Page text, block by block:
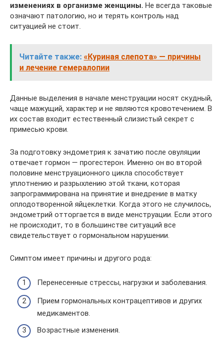
изменениях в организме женщины. Не всегда таковые
означают патологию, но и терять контроль над
ситуацией не стоит.
Читайте также: «Куриная слепота» — причины
и лечение гемералопии
Данные выделения в начале менструации носят скудный,
чаще мажущий, характер и не являются кровотечением. В
их состав входит естественный слизистый секрет с
примесью крови.
За подготовку эндометрия к зачатию после овуляции
отвечает гормон — прогестерон. Именно он во второй
половине менструационного цикла способствует
уплотнению и разрыхлению этой ткани, которая
запрограммирована на принятие и внедрение в матку
оплодотворенной яйцеклетки. Когда этого не случилось,
эндометрий отторгается в виде менструации. Если этого
не происходит, то в большинстве ситуаций все
свидетельствует о гормональном нарушении.
Симптом имеет причины и другого рода:
Перенесенные стрессы, нагрузки и заболевания.
Прием гормональных контрацептивов и других
медикаментов.
Возрастные изменения.